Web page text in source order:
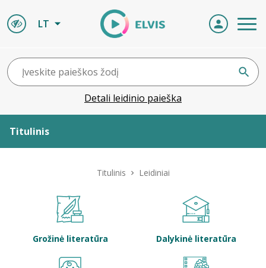
LT
Detali leidinio paieška
Titulinis
Titulinis Leidiniai
Grožinė literatūra Dalykinė literatūra